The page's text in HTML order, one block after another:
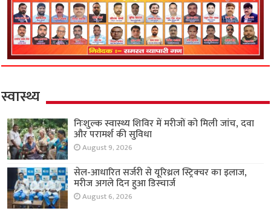
स्वास्थ्य
निःशुल्क स्वास्थ्य शिविर में मरीजों को मिली जांच, दवा
और परामर्श की सुविधा
August 9, 2026
सेल-आधारित सर्जरी से यूरिथ्रल स्ट्रिक्चर का इलाज,
मरीज अगले दिन हुआ डिस्चार्ज
August 6, 2026